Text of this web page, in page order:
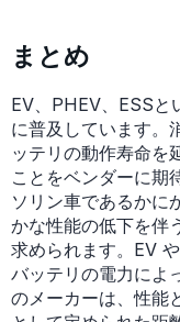
まとめ
EV、PHEV、ESSと
に普及しています。
ッテリの動作寿命を
ことをベンダーに期
ソリン車であるかに
かな性能の低下を伴
求められます。EV
バッテリの電力によ
のメーカーは、性能